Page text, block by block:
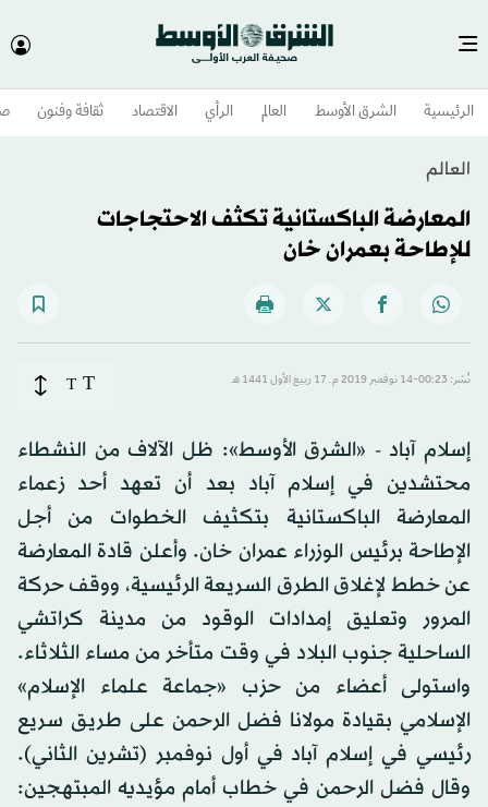
الرئيسية الشرق الأوسط​ العالم الرأي الاقتصاد ثقافة وفنون
العالم
المعارضة الباكستانية تكثف الاحتجاجات
للإطاحة بعمران خان
نُشر: 00:23-14 نوفمبر 2019 م ـ 17 ربيع الأول 1441 هـ T
T
إسلام آباد - «الشرق الأوسط»: ظل الآلاف من النشطاء
محتشدين في إسلام آباد بعد أن تعهد أحد زعماء
المعارضة الباكستانية بتكثيف الخطوات من أجل
الإطاحة برئيس الوزراء عمران خان. وأعلن قادة المعارضة
عن خطط لإغلاق الطرق السريعة الرئيسية، ووقف حركة
المرور وتعليق إمدادات الوقود من مدينة كراتشي
الساحلية جنوب البلاد في وقت متأخر من مساء الثلاثاء.
واستولى أعضاء من حزب «جماعة علماء الإسلام»
الإسلامي بقيادة مولانا فضل الرحمن على طريق سريع
رئيسي في إسلام آباد في أول نوفمبر (تشرين الثاني).
وقال فضل الرحمن في خطاب أمام مؤيديه المبتهجين: